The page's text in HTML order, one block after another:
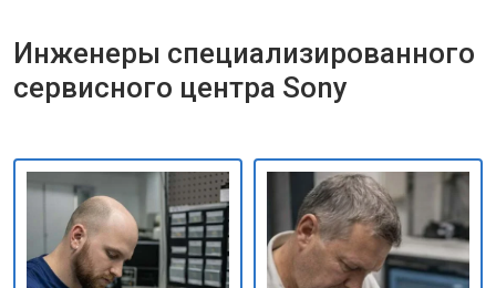
Инженеры специализированного
сервисного центра Sony